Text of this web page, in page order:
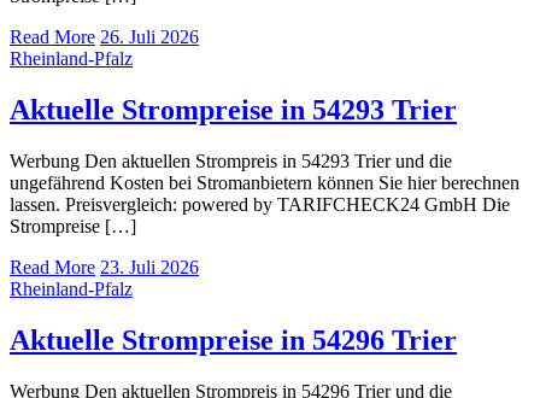
Read More 26. Juli 2026
Rheinland-Pfalz
Aktuelle Strompreise in 54293 Trier
Werbung Den aktuellen Strompreis in 54293 Trier und die
ungefährend Kosten bei Stromanbietern können Sie hier berechnen
lassen. Preisvergleich: powered by TARIFCHECK24 GmbH Die
Strompreise […]
Read More 23. Juli 2026
Rheinland-Pfalz
Aktuelle Strompreise in 54296 Trier
Werbung Den aktuellen Strompreis in 54296 Trier und die